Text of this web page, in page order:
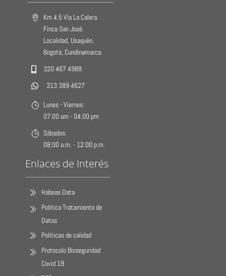
Km 4.5 Vía La Calera.
Finca San José.
Localidad, Usaquén.
Bogotá, Cundinamarca.
320 467 4988
313 389 4627
Lunes - Viernes:
07:00 am - 04:00 pm
Sábados:
08:00 a.m. - 12:00 p.m.
Enlaces de Interés
Habeas Data
Política Tratamiento de
Datos
Políticas de calidad
Protocolo Bioseguridad
Covid 19